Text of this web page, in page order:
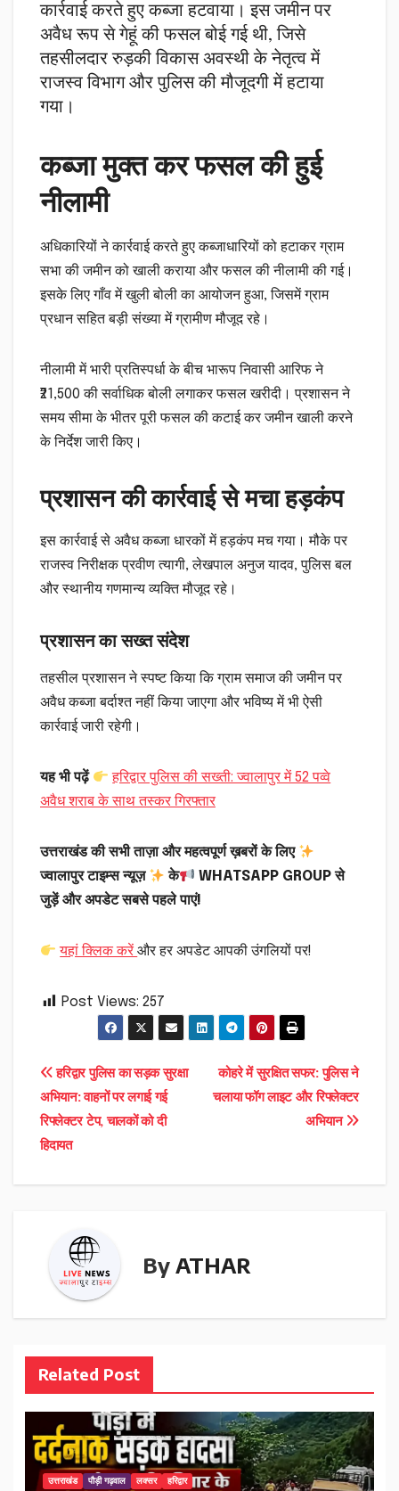
कार्रवाई करते हुए कब्जा हटवाया। इस जमीन पर
अवैध रूप से गेहूं की फसल बोई गई थी, जिसे
तहसीलदार रुड़की विकास अवस्थी के नेतृत्व में
राजस्व विभाग और पुलिस की मौजूदगी में हटाया
गया।
कब्जा मुक्त कर फसल की हुई
नीलामी
अधिकारियों ने कार्रवाई करते हुए कब्जाधारियों को हटाकर ग्राम
सभा की जमीन को खाली कराया और फसल की नीलामी की गई।
इसके लिए गाँव में खुली बोली का आयोजन हुआ, जिसमें ग्राम
प्रधान सहित बड़ी संख्या में ग्रामीण मौजूद रहे।
नीलामी में भारी प्रतिस्पर्धा के बीच भारूप निवासी आरिफ ने
₹21,500 की सर्वाधिक बोली लगाकर फसल खरीदी। प्रशासन ने
समय सीमा के भीतर पूरी फसल की कटाई कर जमीन खाली करने
के निर्देश जारी किए।
प्रशासन की कार्रवाई से मचा हड़कंप
इस कार्रवाई से अवैध कब्जा धारकों में हड़कंप मच गया। मौके पर
राजस्व निरीक्षक प्रवीण त्यागी, लेखपाल अनुज यादव, पुलिस बल
और स्थानीय गणमान्य व्यक्ति मौजूद रहे।
प्रशासन का सख्त संदेश
तहसील प्रशासन ने स्पष्ट किया कि ग्राम समाज की जमीन पर
अवैध कब्जा बर्दाश्त नहीं किया जाएगा और भविष्य में भी ऐसी
कार्रवाई जारी रहेगी।
यह भी पढ़ें
हरिद्वार पुलिस की सख्ती: ज्वालापुर में 52 पव्वे
अवैध शराब के साथ तस्कर गिरफ्तार
उत्तराखंड की सभी ताज़ा और महत्वपूर्ण ख़बरों के लिए
ज्वालापुर टाइम्स न्यूज़
के
WHATSAPP GROUP से
जुड़ें और अपडेट सबसे पहले पाएं!
यहां क्लिक करेंऔर हर अपडेट आपकी उंगलियों पर!
Post Views: 257
Post
navigation
कोहरे में सुरक्षित सफर: पुलिस ने
चलाया फॉग लाइट और रिफ्लेक्टर
अभियान
हरिद्वार पुलिस का सड़क सुरक्षा
अभियान: वाहनों पर लगाई गई
रिफ्लेक्टर टेप, चालकों को दी
हिदायत
By ATHAR
Related Post
उत्तराखंड पौड़ी गढ़वाल लक्सर हरिद्वार